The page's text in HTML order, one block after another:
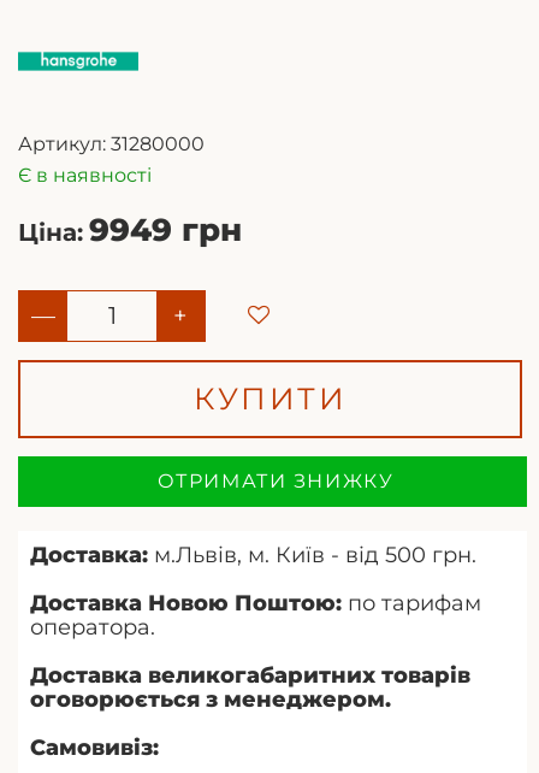
Артикул: 31280000
Є в наявності
Ціна: 9949 грн
— +
КУПИТИ
ОТРИМАТИ ЗНИЖКУ
Доставка: м.Львів, м. Київ - від 500 грн.
Доставка Новою Поштою: по тарифам
оператора.
Доставка великогабаритних товарів
оговорюється з менеджером.
Самовивіз: